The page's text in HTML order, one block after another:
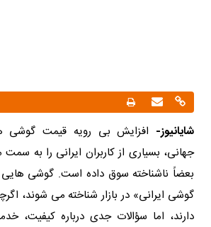
شایانیوز- افزایش بی رویه قیمت گوشی
جهانی، بسیاری از کاربران ایرانی را به
بعضاً ناشناخته سوق داده است. گوشی هایی
گوشی ایرانی» در بازار شناخته می شوند،
دارند، اما سؤالات جدی درباره کیفیت،